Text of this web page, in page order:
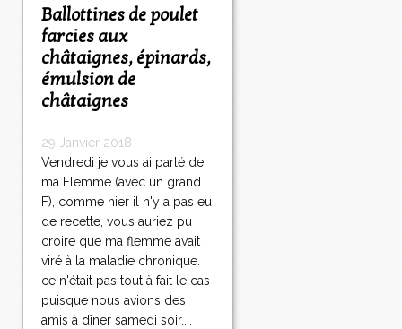
Ballottines de poulet
farcies aux
châtaignes, épinards,
émulsion de
châtaignes
29 Janvier 2018
Vendredi je vous ai parlé de
ma Flemme (avec un grand
F), comme hier il n'y a pas eu
de recette, vous auriez pu
croire que ma flemme avait
viré à la maladie chronique.
ce n'était pas tout à fait le cas
puisque nous avions des
amis à dîner samedi soir....